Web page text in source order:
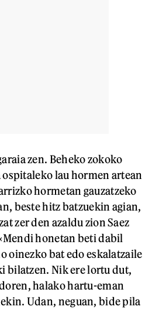
zen. Beheko zokoko
lau hormen artean
hormetan gauzatzeko
beste hitz batzuekin agian,
zer den azaldu zion Saez
honetan beti dabil
oinezko bat edo eskalatzaile
bilatzen. Nik ere lortu dut,
halako hartu-eman
Udan, neguan, bide pila